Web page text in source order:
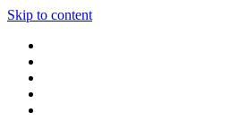
Skip to content